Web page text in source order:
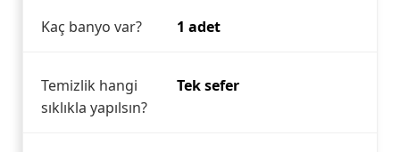
Kaç banyo var? 1 adet
Temizlik hangi
sıklıkla yapılsın?
Tek sefer